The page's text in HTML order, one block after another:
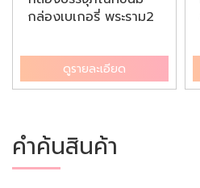
กล่องเบเกอรี่ พระราม2
ดูรายละเอียด
คำค้นสินค้า